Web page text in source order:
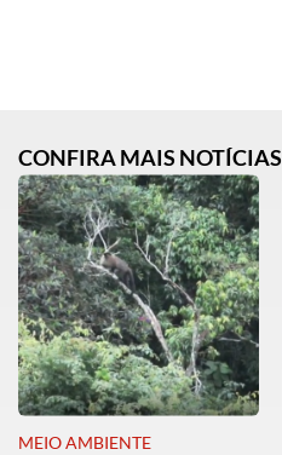
CONFIRA MAIS NOTÍCIAS
MEIO AMBIENTE